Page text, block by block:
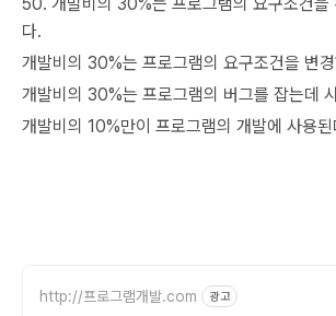
다.
개발비의 30%는 프로그램의 요구조건을 변
개발비의 30%는 프로그램의 버그를 잡는데
개발비의 10%만이 프로그램의 개발에 사용된
http://프로그램개발.com 광고